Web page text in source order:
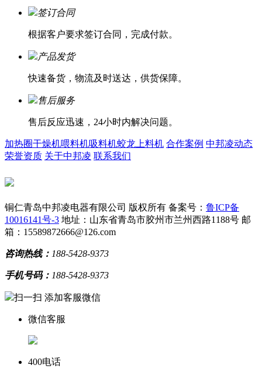
签订合同
根据客户要求签订合同，完成付款。
产品发货
快速备货，物流及时送达，供货保障。
售后服务
售后反应迅速，24小时内解决问题。
加热圈干燥机喂料机吸料机蛟龙上料机 合作案例 中邦凌动态
荣誉资质 关于中邦凌 联系我们
铜仁青岛中邦凌电器有限公司 版权所有 备案号： 鲁ICP备
10016141号-3 地址：山东省青岛市胶州市兰州西路1188号 邮
箱：15589872666@126.com
咨询热线： 188-5428-9373
手机号码： 188-5428-9373
扫一扫 添加客服微信
微信客服
400电话